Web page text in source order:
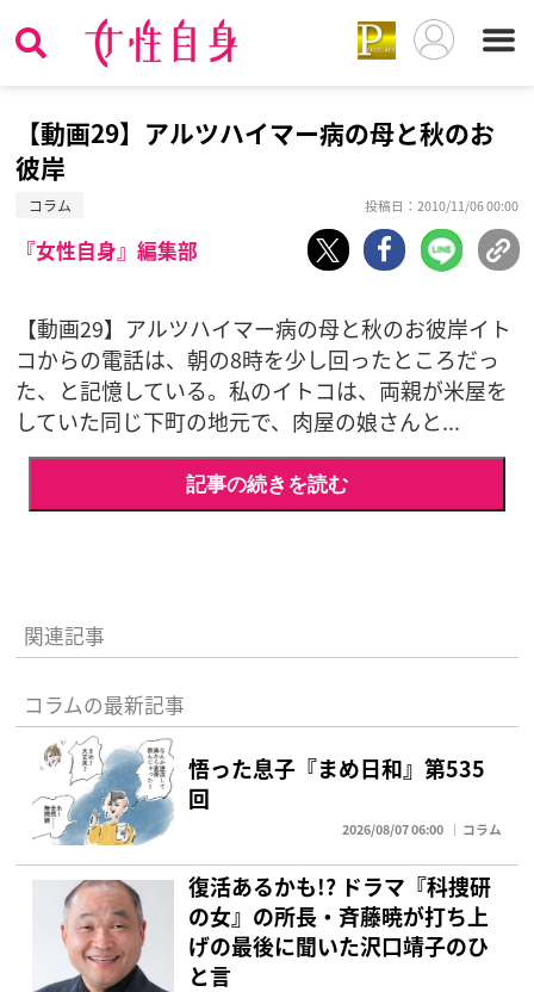
【動画29】アルツハイマー病の母と秋のお
彼岸
コラム 投稿日：2010/11/06 00:00
『女性自身』編集部
【動画29】アルツハイマー病の母と秋のお彼岸イト
コからの電話は、朝の8時を少し回ったところだっ
た、と記憶している。私のイトコは、両親が米屋を
していた同じ下町の地元で、肉屋の娘さんと...
記事の続きを読む
関連記事
コラムの最新記事
悟った息子『まめ日和』第535
回
2026/08/07 06:00 コラム
復活あるかも!? ドラマ『科捜研
の女』の所長・斉藤暁が打ち上
げの最後に聞いた沢口靖子のひ
と言